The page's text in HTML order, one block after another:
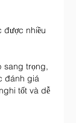
được nhiều
sang trọng,
đánh giá
tốt và dễ